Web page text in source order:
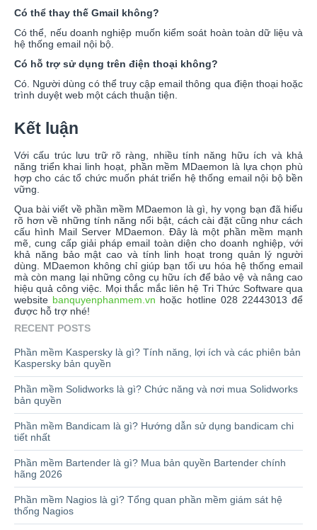
Có thể thay thế Gmail không?
Có thể, nếu doanh nghiệp muốn kiểm soát hoàn toàn dữ liệu và
hệ thống email nội bộ.
Có hỗ trợ sử dụng trên điện thoại không?
Có. Người dùng có thể truy cập email thông qua điện thoại hoặc
trình duyệt web một cách thuận tiện.
Kết luận
Với cấu trúc lưu trữ rõ ràng, nhiều tính năng hữu ích và khả
năng triển khai linh hoạt, phần mềm MDaemon là lựa chọn phù
hợp cho các tổ chức muốn phát triển hệ thống email nội bộ bền
vững.
Qua bài viết về phần mềm MDaemon là gì, hy vọng bạn đã hiểu
rõ hơn về những tính năng nổi bật, cách cài đặt cũng như cách
cấu hình Mail Server MDaemon. Đây là một phần mềm mạnh
mẽ, cung cấp giải pháp email toàn diện cho doanh nghiệp, với
khả năng bảo mật cao và tính linh hoạt trong quản lý người
dùng. MDaemon không chỉ giúp bạn tối ưu hóa hệ thống email
mà còn mang lại những công cụ hữu ích để bảo vệ và nâng cao
hiệu quả công việc. Mọi thắc mắc liên hệ Tri Thức Software qua
website banquyenphanmem.vn hoặc hotline 028 22443013 để
được hỗ trợ nhé!
RECENT POSTS
Phần mềm Kaspersky là gì? Tính năng, lợi ích và các phiên bản
Kaspersky bản quyền
Phần mềm Solidworks là gì? Chức năng và nơi mua Solidworks
bản quyền
Phần mềm Bandicam là gì? Hướng dẫn sử dụng bandicam chi
tiết nhất
Phần mềm Bartender là gì? Mua bản quyền Bartender chính
hãng 2026
Phần mềm Nagios là gì? Tổng quan phần mềm giám sát hệ
thống Nagios